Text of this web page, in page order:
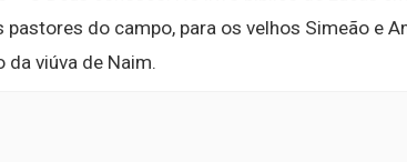
do campo, para os velhos Simeão e
viúva de Naim.